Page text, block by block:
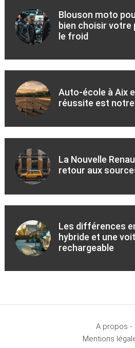
Blouson moto
bien choisir
le froid
Auto-école à Aix
réussite est
La Nouvelle
retour aux
Les différences
hybride et une
rechargeable
A propos -
Mentions